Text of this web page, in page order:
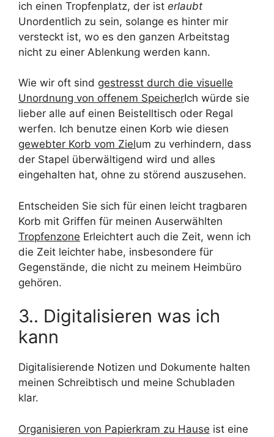
ich einen Tropfenplatz, der ist erlaubt
Unordentlich zu sein, solange es hinter mir
versteckt ist, wo es den ganzen Arbeitstag
nicht zu einer Ablenkung werden kann.
Wie wir oft sind gestresst durch die visuelle
Unordnung von offenem SpeicherIch würde sie
lieber alle auf einen Beistelltisch oder Regal
werfen. Ich benutze einen Korb wie diesen
gewebter Korb vom Zielum zu verhindern, dass
der Stapel überwältigend wird und alles
eingehalten hat, ohne zu störend auszusehen.
Entscheiden Sie sich für einen leicht tragbaren
Korb mit Griffen für meinen Auserwählten
Tropfenzone Erleichtert auch die Zeit, wenn ich
die Zeit leichter habe, insbesondere für
Gegenstände, die nicht zu meinem Heimbüro
gehören.
3.. Digitalisieren was ich
kann
Digitalisierende Notizen und Dokumente halten
meinen Schreibtisch und meine Schubladen
klar.
Organisieren von Papierkram zu Hause ist eine